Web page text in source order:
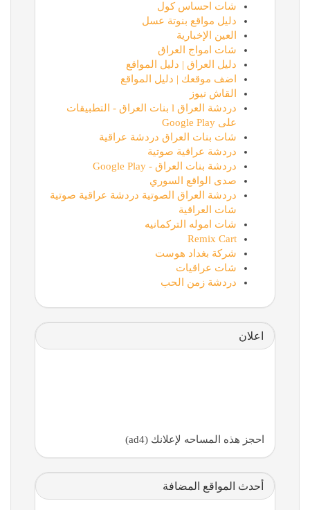
شات احساس كول
دليل مواقع بنوتة عسل
العين الإخبارية
شات امواج العراق
دليل العراق | دليل المواقع
اضف موقعك | دليل المواقع
القاش نيوز
دردشة العراق l بنات العراق - التطبيقات
على Google Play
شات بنات العراق دردشة عراقية
دردشة عراقية صوتية
دردشة بنات العراق - Google Play
صدى الواقع السوري
دردشة العراق الصوتية دردشة عراقية صوتية
شات العراقية
شات اموله التركمانيه
Remix Cart
شركة بغداد هوست
شات عراقيات
دردشة زمن الحب
اعلان
احجز هذه المساحه لإعلانك (ad4)
أحدث المواقع المضافة